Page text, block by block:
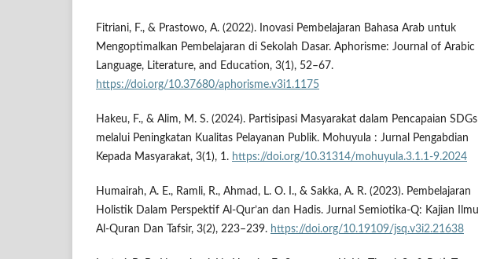
Fitriani, F., & Prastowo, A. (2022). Inovasi Pembelajaran Bahasa Arab untuk
Mengoptimalkan Pembelajaran di Sekolah Dasar. Aphorisme: Journal of Arabic
Language, Literature, and Education, 3(1), 52–67.
https://doi.org/10.37680/aphorisme.v3i1.1175
Hakeu, F., & Alim, M. S. (2024). Partisipasi Masyarakat dalam Pencapaian SDGs
melalui Peningkatan Kualitas Pelayanan Publik. Mohuyula : Jurnal Pengabdian
Kepada Masyarakat, 3(1), 1. https://doi.org/10.31314/mohuyula.3.1.1-9.2024
Humairah, A. E., Ramli, R., Ahmad, L. O. I., & Sakka, A. R. (2023). Pembelajaran
Holistik Dalam Perspektif Al-Qur’an dan Hadis. Jurnal Semiotika-Q: Kajian Ilmu
Al-Quran Dan Tafsir, 3(2), 223–239. https://doi.org/10.19109/jsq.v3i2.21638